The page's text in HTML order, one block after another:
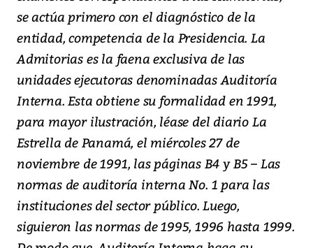
se actúa primero con el diagnóstico de la
entidad, competencia de la Presidencia. La
Admitorias es la faena exclusiva de las
unidades ejecutoras denominadas Auditoría
Interna. Esta obtiene su formalidad en 1991,
para mayor ilustración, léase del diario La
Estrella de Panamá, el miércoles 27 de
noviembre de 1991, las páginas B4 y B5 – Las
normas de auditoría interna No. 1 para las
instituciones del sector público. Luego,
siguieron las normas de 1995, 1996 hasta 1999.